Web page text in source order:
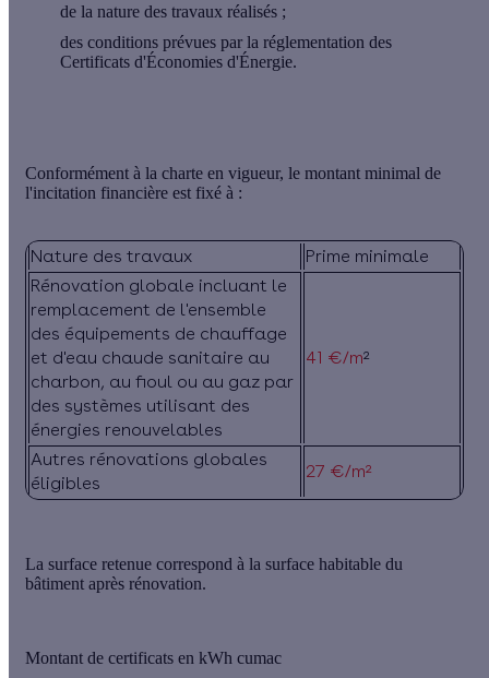
de la nature des travaux réalisés ;
des conditions prévues par la réglementation des
Certificats d'Économies d'Énergie.
Conformément à la charte en vigueur, le montant minimal de
l'incitation financière est fixé à :
Nature des travaux
Prime minimale
Rénovation globale incluant le
remplacement de l'ensemble
des équipements de chauffage
et d'eau chaude sanitaire au
charbon, au fioul ou au gaz par
des systèmes utilisant des
énergies renouvelables
41 €/m²
Autres rénovations globales
éligibles
27 €/m²
La surface retenue correspond à la surface habitable du
bâtiment après rénovation.
Montant de certificats en kWh cumac